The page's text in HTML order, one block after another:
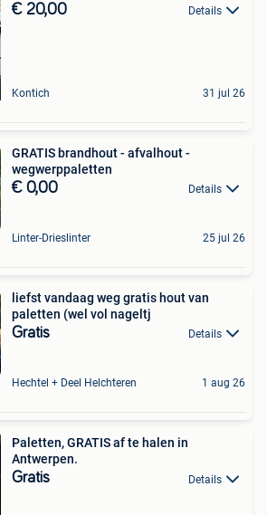
€ 20,00 Details
Kontich 31 jul 26
GRATIS brandhout - afvalhout -
wegwerppaletten
€ 0,00 Details
Linter-Drieslinter 25 jul 26
liefst vandaag weg gratis hout van
paletten (wel vol nageltj
Gratis Details
Hechtel + Deel Helchteren 1 aug 26
Paletten, GRATIS af te halen in
Antwerpen.
Gratis Details